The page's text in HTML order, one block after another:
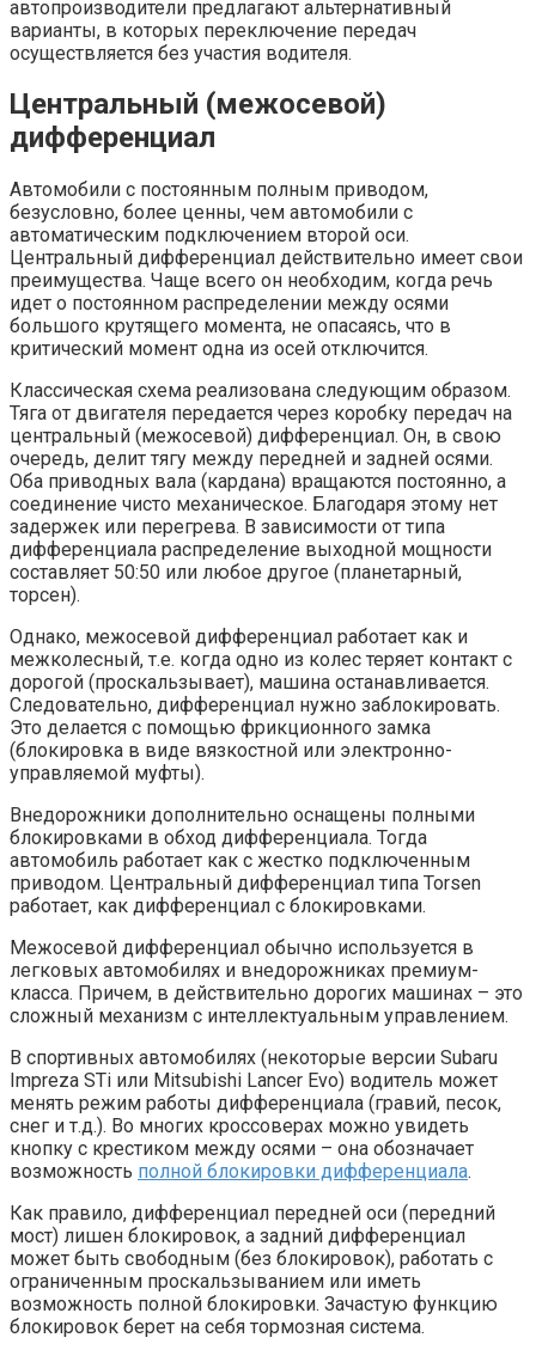
автопроизводители предлагают альтернативный
варианты, в которых переключение передач
осуществляется без участия водителя.
Центральный (межосевой)
дифференциал
Автомобили с постоянным полным приводом,
безусловно, более ценны, чем автомобили с
автоматическим подключением второй оси.
Центральный дифференциал действительно имеет свои
преимущества. Чаще всего он необходим, когда речь
идет о постоянном распределении между осями
большого крутящего момента, не опасаясь, что в
критический момент одна из осей отключится.
Классическая схема реализована следующим образом.
Тяга от двигателя передается через коробку передач на
центральный (межосевой) дифференциал. Он, в свою
очередь, делит тягу между передней и задней осями.
Оба приводных вала (кардана) вращаются постоянно, а
соединение чисто механическое. Благодаря этому нет
задержек или перегрева. В зависимости от типа
дифференциала распределение выходной мощности
составляет 50:50 или любое другое (планетарный,
торсен).
Однако, межосевой дифференциал работает как и
межколесный, т.е. когда одно из колес теряет контакт с
дорогой (проскальзывает), машина останавливается.
Следовательно, дифференциал нужно заблокировать.
Это делается с помощью фрикционного замка
(блокировка в виде вязкостной или электронно-
управляемой муфты).
Внедорожники дополнительно оснащены полными
блокировками в обход дифференциала. Тогда
автомобиль работает как с жестко подключенным
приводом. Центральный дифференциал типа Torsen
работает, как дифференциал с блокировками.
Межосевой дифференциал обычно используется в
легковых автомобилях и внедорожниках премиум-
класса. Причем, в действительно дорогих машинах – это
сложный механизм с интеллектуальным управлением.
В спортивных автомобилях (некоторые версии Subaru
Impreza STi или Mitsubishi Lancer Evo) водитель может
менять режим работы дифференциала (гравий, песок,
снег и т.д.). Во многих кроссоверах можно увидеть
кнопку с крестиком между осями – она обозначает
возможность полной блокировки дифференциала.
Как правило, дифференциал передней оси (передний
мост) лишен блокировок, а задний дифференциал
может быть свободным (без блокировок), работать с
ограниченным проскальзыванием или иметь
возможность полной блокировки. Зачастую функцию
блокировок берет на себя тормозная система.